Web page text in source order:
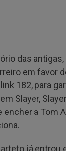
das antigas,
em favor
182, para
Slayer,
encheria Tom
já entrou